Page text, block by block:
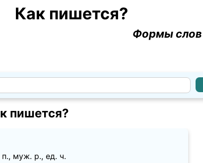
Как пишется?
Формы слов
пишется?
муж. p., ед. ч.